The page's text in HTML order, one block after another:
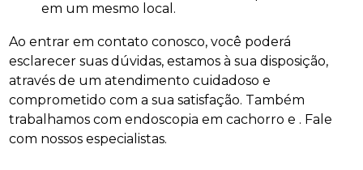
em um mesmo local.
Ao entrar em contato conosco, você poderá
esclarecer suas dúvidas, estamos à sua disposição,
através de um atendimento cuidadoso e
comprometido com a sua satisfação. Também
trabalhamos com endoscopia em cachorro e . Fale
com nossos especialistas.